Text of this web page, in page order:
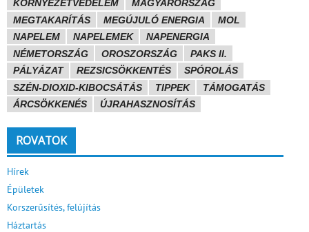
KÖRNYEZETVÉDELEM
MAGYARORSZÁG
MEGTAKARÍTÁS
MEGÚJULÓ ENERGIA
MOL
NAPELEM
NAPELEMEK
NAPENERGIA
NÉMETORSZÁG
OROSZORSZÁG
PAKS II.
PÁLYÁZAT
REZSICSÖKKENTÉS
SPÓROLÁS
SZÉN-DIOXID-KIBOCSÁTÁS
TIPPEK
TÁMOGATÁS
ÁRCSÖKKENÉS
ÚJRAHASZNOSÍTÁS
ROVATOK
Hírek
Épületek
Korszerűsítés, felújítás
Háztartás